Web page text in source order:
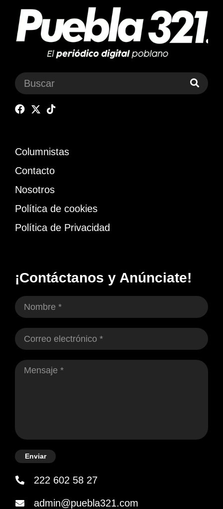
Columnistas
Contacto
Nosotros
Política de cookies
Política de Privacidad
¡Contáctanos y Anúnciate!
Enviar
222 602 58 27
admin@puebla321.com